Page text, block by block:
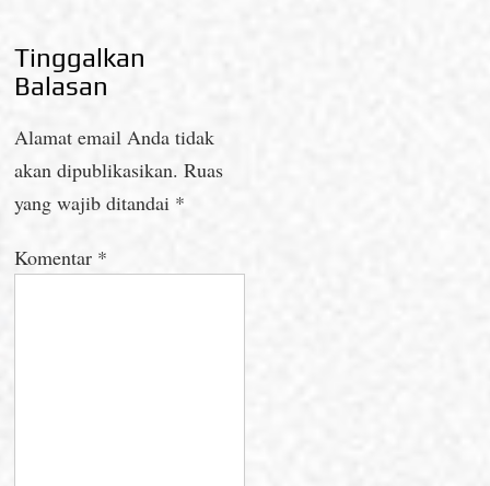
Tinggalkan
Balasan
Alamat email Anda tidak
akan dipublikasikan. Ruas
yang wajib ditandai *
Komentar *